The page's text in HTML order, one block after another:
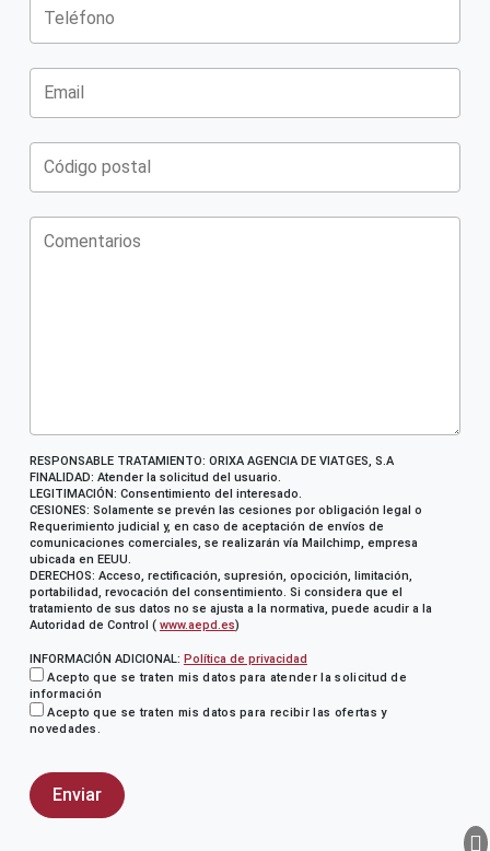
RESPONSABLE TRATAMIENTO: ORIXA AGENCIA DE VIATGES, S.A
FINALIDAD: Atender la solicitud del usuario.
LEGITIMACIÓN: Consentimiento del interesado.
CESIONES: Solamente se prevén las cesiones por obligación legal o
Requerimiento judicial y, en caso de aceptación de envíos de
comunicaciones comerciales, se realizarán vía Mailchimp, empresa
ubicada en EEUU.
DERECHOS: Acceso, rectificación, supresión, opocición, limitación,
portabilidad, revocación del consentimiento. Si considera que el
tratamiento de sus datos no se ajusta a la normativa, puede acudir a la
Autoridad de Control ( www.aepd.es)
INFORMACIÓN ADICIONAL: Política de privacidad
Acepto que se traten mis datos para atender la solicitud de
información
Acepto que se traten mis datos para recibir las ofertas y
novedades.